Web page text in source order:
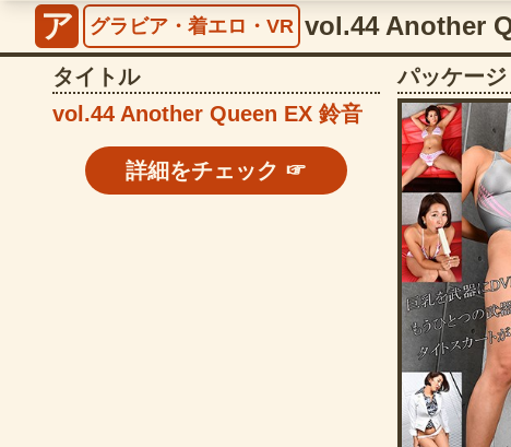
ア グラビア・着エロ・VR
パッケージ
タイトル
vol.44 Another Queen EX 鈴音
詳細をチェック ☞